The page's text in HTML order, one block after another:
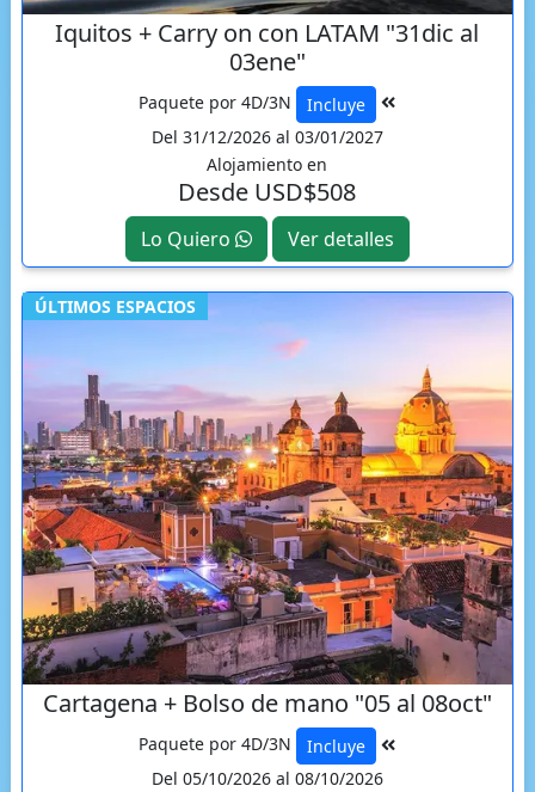
Iquitos + Carry on con LATAM "31dic al
03ene"
Paquete por 4D/3N
Incluye
Del 31/12/2026 al 03/01/2027
Alojamiento en
Desde USD$508
Lo Quiero Ver detalles
ÚLTIMOS ESPACIOS
Cartagena + Bolso de mano "05 al 08oct"
Paquete por 4D/3N
Incluye
Del 05/10/2026 al 08/10/2026